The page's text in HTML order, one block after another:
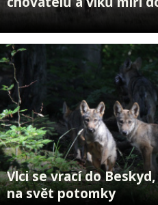
Vlci se vrací do
na svět potomky